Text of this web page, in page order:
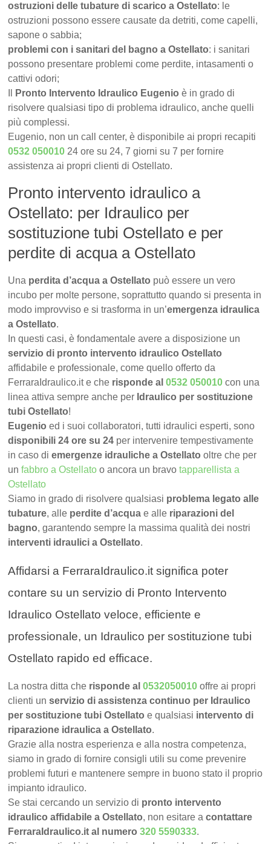
ostruzioni delle tubature di scarico a Ostellato: le
ostruzioni possono essere causate da detriti, come capelli,
sapone o sabbia;
problemi con i sanitari del bagno a Ostellato: i sanitari
possono presentare problemi come perdite, intasamenti o
cattivi odori;
Pronto Intervento Idraulico Eugenio è in grado di
risolvere qualsiasi tipo di problema idraulico, anche quelli
più complessi.
Eugenio, non un call center, è disponibile ai propri recapiti
0532 050010 24 ore su 24, 7 giorni su 7 per fornire
assistenza ai propri clienti di Ostellato.
Pronto intervento idraulico a
Ostellato: per Idraulico per
sostituzione tubi Ostellato e per
perdite di acqua a Ostellato
Una perdita d’acqua a Ostellato può essere un vero
incubo per molte persone, soprattutto quando si presenta in
modo improvviso e si trasforma in un’emergenza idraulica
a Ostellato.
In questi casi, è fondamentale avere a disposizione un
servizio di pronto intervento idraulico Ostellato
affidabile e professionale, come quello offerto da
FerraraIdraulico.it e che risponde al0532 050010 con una
linea attiva sempre anche per Idraulico per sostituzione
tubi Ostellato!
Eugenio ed i suoi collaboratori, tutti idraulici esperti, sono
disponibili 24 ore su 24 per intervenire tempestivamente
in caso diemergenze idrauliche a Ostellatooltre che per
unfabbro a Ostellato o ancora un bravotapparellista a
Ostellato
Siamo in grado di risolvere qualsiasi problema legato alle
tubature, alle perdite d’acqua e alle riparazioni del
bagno, garantendo sempre la massima qualità dei nostri
interventi idraulici a Ostellato.
Affidarsi a FerraraIdraulico.it significa poter
contare su un servizio di Pronto Intervento
Idraulico Ostellato veloce, efficiente e
professionale, un Idraulico per sostituzione tubi
Ostellato rapido ed efficace.
La nostra ditta che risponde al0532050010 offre ai propri
clienti unservizio di assistenza continuo per Idraulico
per sostituzione tubi Ostellato e qualsiasi intervento di
riparazione idraulica a Ostellato.
Grazie alla nostra esperienza e alla nostra competenza,
siamo in grado di fornire consigli utili su come prevenire
problemi futuri e mantenere sempre in buono stato il proprio
impianto idraulico.
Se stai cercando un servizio di pronto intervento
idraulico affidabile a Ostellato, non esitare acontattare
FerraraIdraulico.it al numero320 5590333.